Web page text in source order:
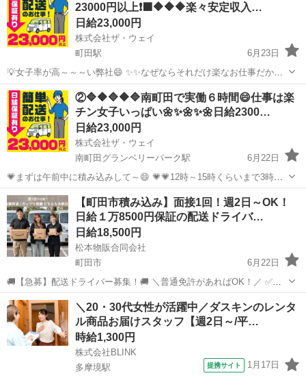
✅ 業務内容...
23000円以上❗️🟩🔶🔶🔶楽々安定収入…
日給23,000円
株式会社ザ・ウェイ
町田駅
6月23日
💡女子率が高～～～い弊社😄 ✨✨なぜならそれだけ楽なお仕事だから
(^^♪ 💛💛女子でも楽勝で出来ちゃうお仕事💛💛 実働６時間の仕事って
こんな感じですよ😄 午前中に３時間配送・・・ ゆっくりお...
東京 町田市 町田駅 配送 ギグワーク
②🔷🔶🔷🔶🔷南町田で実働６時間😄仕事は楽
チン女子いっぱい🌼✨🌼✨🌼日給2300…
日給23,000円
株式会社ザ・ウェイ
南町田グランベリーパーク駅
6月22日
💗まずは午前中に積み込みして～😄 💗💗12時～15時くらいまで3時間
休憩～🎵 💗💗💗15時から19時くらいまで配送して業務終了～😄 こ～
んな楽チンな仕事なので女子率が高～い弊社😄 💛💛💛女子でも楽...
東京 町田市 南町田グランベリーパーク駅 配送
ギグワーク
【町田市積み込み】面接1回！週2日～OK！
日給１万8500円保証の配送ドライバ…
日給18,500円
松本物販合同会社
町田市
6月22日
🚚【急募】配送ドライバー募集！🚚 ＼普通免許があればOK！／ ✅学
歴不問 ✅職歴不問 ✅配送経験不問 ✅未経験歓迎 20代～50代まで幅広
く活躍中！ 未経験からスタートしたスタッフも多数在籍して...
東京 町田市 荷物
＼20・30代女性が活躍中／ダスキンのレンタ
ル商品お届けスタッフ【週2日～/平…
時給1,300円
株式会社BLINK
多摩境駅
提携サイト 1月17日